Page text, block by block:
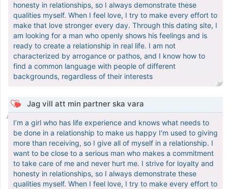
honesty in relationships, so I always demonstrate these
qualities myself. When I feel love, I try to make every effort to
make that love stronger every day. Through this dating site, I
am looking for a man who openly shows his feelings and is
ready to create a relationship in real life. I am not
characterized by arrogance or pathos, and I know how to
find a common language with people of different
backgrounds, regardless of their interests
Jag vill att min partner ska vara
I’m a girl who has life experience and knows what needs to
be done in a relationship to make us happy I'm used to giving
more than receiving, so I give all of myself in a relationship. I
want to be close to a serious man who makes a commitment
to take care of me and never hurt me. I strive for loyalty and
honesty in relationships, so I always demonstrate these
qualities myself. When I feel love, I try to make every effort to